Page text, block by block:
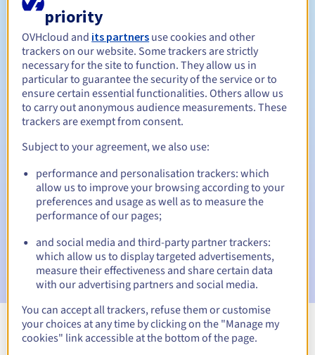
Verlengingsperiode
Inlosperiode 30 dagen
Automatische meldingen:
vervaldatum
E-mail op de vervaldatum om de schorsing van de
domeinnaam te melden
E-mail na de Redemption Grace Period om de
verwijdering van de domeinnaam te melden
Bekijk alle extensies
priority
OVHcloud and its partners use cookies and other
trackers on our website. Some trackers are strictly
necessary for the site to function. They allow us in
particular to guarantee the security of the service or to
ensure certain essential functionalities. Others allow us
to carry out anonymous audience measurements. These
trackers are exempt from consent.
Subject to your agreement, we also use:
performance and personalisation trackers: which
allow us to improve your browsing according to your
preferences and usage as well as to measure the
performance of our pages;
and social media and third-party partner trackers:
which allow us to display targeted advertisements,
measure their effectiveness and share certain data
with our advertising partners and social media.
You can accept all trackers, refuse them or customise
your choices at any time by clicking on the "Manage my
cookies" link accessible at the bottom of the page.